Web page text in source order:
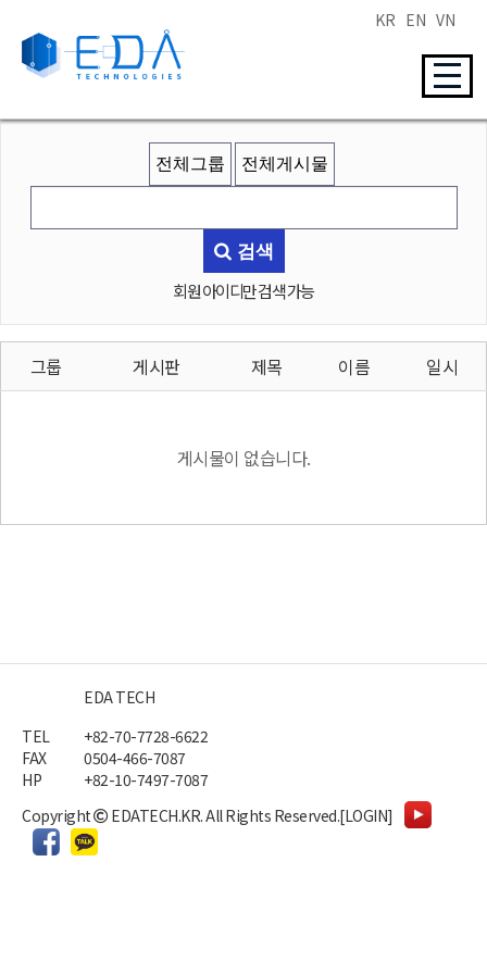
KR EN VN
검색
회원 아이디만 검색 가능
그룹 게시판 제목 이름 일시
게시물이 없습니다.
EDA TECH
TEL
+82-70-7728-6622
FAX
0504-466-7087
HP
+82-10-7497-7087
Copyright
EDATECH.KR.All Rights Reserved.[LOGIN]